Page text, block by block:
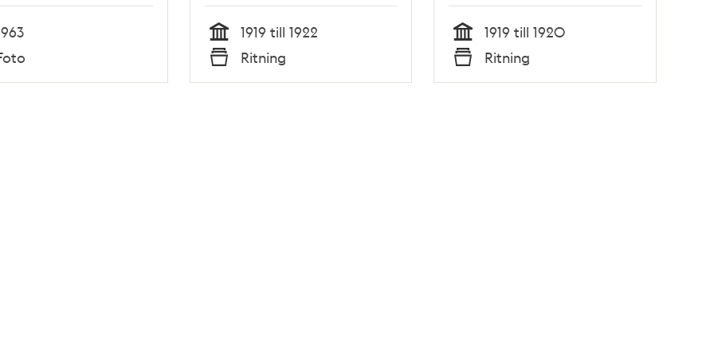
Tid
1919 till 1922
Typ
Ritning Tid
1919 till 1920
Typ
Ritning